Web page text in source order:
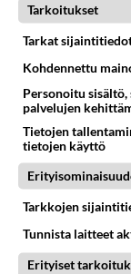
ilo ajaa,mutta
Äänestä
Ketjusta on
Tarkoitukset
Tarkat
Kohdennettu
Personoitu
palvelujen
Tietojen
tietojen käyttö
Tarkkojen
Tunnista laitteet
Erityiset